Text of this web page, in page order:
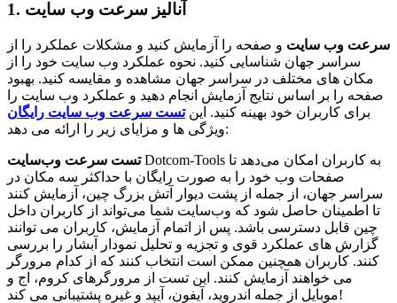
1. آنالیز سرعت وب سایت
سرعت وب سایت و صفحه را آزمایش کنید و مشکلات عملکرد را از
سراسر جهان شناسایی کنید. نحوه عملکرد وب سایت خود را از
مکان های مختلف در سراسر جهان مشاهده و مقایسه کنید. بهبود
صفحه را بر اساس نتایج آزمایش انجام دهید و عملکرد وب سایت را
برای کاربران خود بهینه کنید. اینتست سرعت وب سایت رایگان
ویژگی ها و مزایای زیر را ارائه می دهد:
تست سرعت وب‌سایتDotcom-Tools به کاربران امکان می‌دهد تا
صفحات وب خود را به صورت رایگان با حداکثر سه مکان در
سراسر جهان، از جمله از پشت دیوار آتش بزرگ چین، آزمایش کنند
تا اطمینان حاصل شود که وب‌سایت شما می‌تواند از کاربران داخل
چین قابل دسترسی باشد. پس از اتمام آزمایش، کاربران می توانند
گزارش های عملکرد قوی و تجزیه و تحلیل نمودار آبشار را بررسی
کنند. کاربران همچنین ممکن است انتخاب کنند که از کدام مرورگر
می خواهند آزمایش کنند. این تست از مرورگرهای کروم، اج و
موبایل از جمله اندروید، آیفون، آیپد و غیره پشتیبانی می کند!